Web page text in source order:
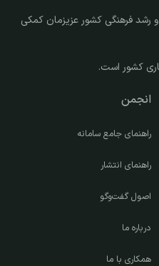
و رشد فرهنگی کشور عزیزمان کمکی
کشور است.
انجمن
راهنمای جامع سامانه
راهنمای انتشار
اصول گفت‌وگو
درباره ما
همکاری با ما